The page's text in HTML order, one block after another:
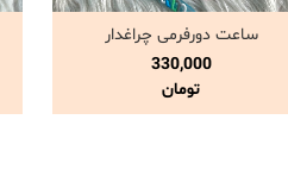
مشاهده و خرید
ساعت دورفرمی چراغدار
330,000
تومان